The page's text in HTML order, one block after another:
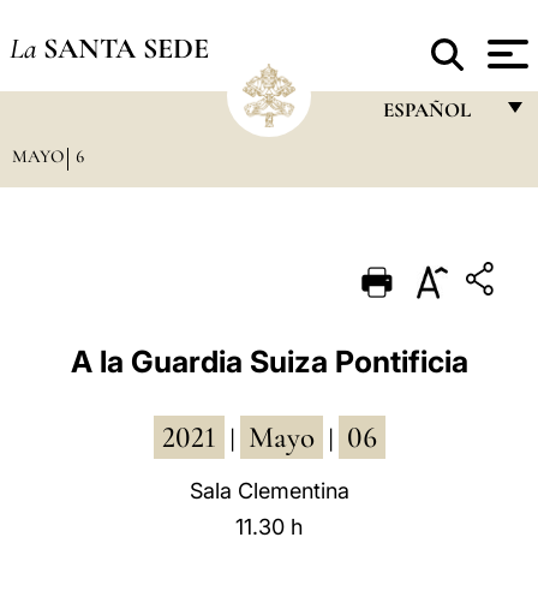
La SANTA SEDE
ESPAÑOL
PORTUGUÊS
ESPAÑOL
MAYO 6
A la Guardia Suiza Pontificia
2021 Mayo 06
Sala Clementina
11.30 h